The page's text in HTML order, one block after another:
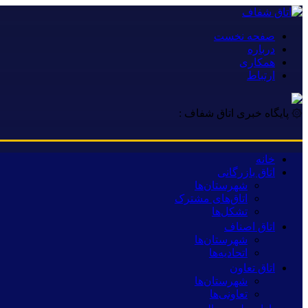
صفحه نخست
درباره
همکاری
ارتباط
۞ پایگاه خبری اتاق شفاف :
خانه
اتاق بازرگانی
شهرستان‌ها
اتاق‌های مشترک
تشکل‌ها
اتاق اصناف
شهرستان‌ها
اتحادیه‌ها
اتاق تعاون
شهرستان‌ها
تعاونی‌ها